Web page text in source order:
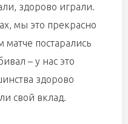
здорово играли.
мы это прекрасно
постарались
– у нас это
здорово
свой вклад.